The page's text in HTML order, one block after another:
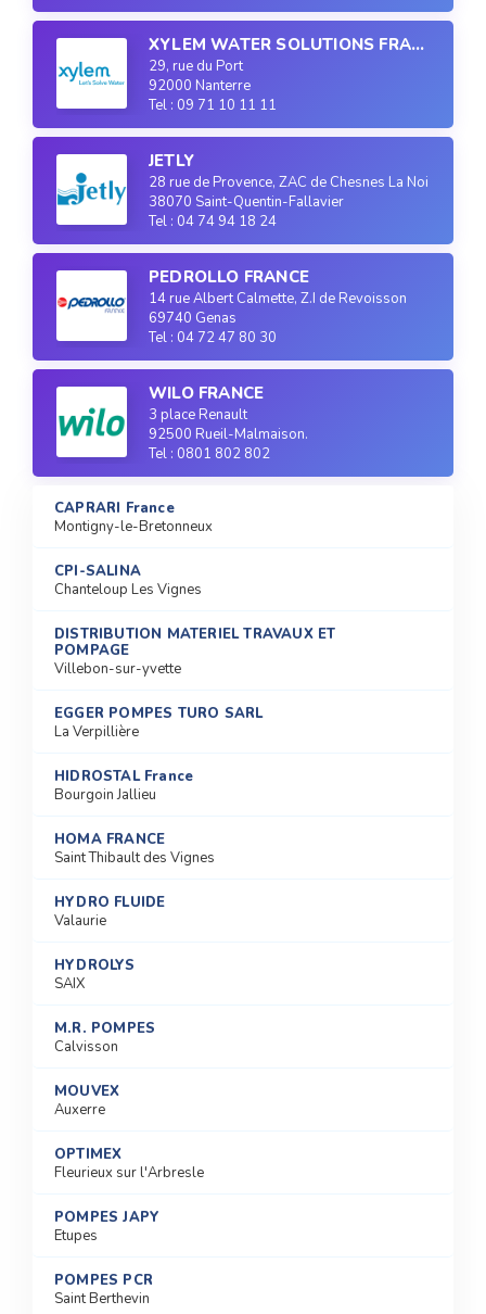
XYLEM WATER SOLUTIONS FRANCE
29, rue du Port
92000 Nanterre
Tel : 09 71 10 11 11
JETLY
28 rue de Provence, ZAC de Chesnes La Noirée
38070 Saint-Quentin-Fallavier
Tel : 04 74 94 18 24
PEDROLLO FRANCE
14 rue Albert Calmette, Z.I de Revoisson
69740 Genas
Tel : 04 72 47 80 30
WILO FRANCE
3 place Renault
92500 Rueil-Malmaison.
Tel : 0801 802 802
CAPRARI France
Montigny-le-Bretonneux
CPI-SALINA
Chanteloup Les Vignes
DISTRIBUTION MATERIEL TRAVAUX ET
POMPAGE
Villebon-sur-yvette
EGGER POMPES TURO SARL
La Verpillière
HIDROSTAL France
Bourgoin Jallieu
HOMA FRANCE
Saint Thibault des Vignes
HYDRO FLUIDE
Valaurie
HYDROLYS
SAIX
M.R. POMPES
Calvisson
MOUVEX
Auxerre
OPTIMEX
Fleurieux sur l'Arbresle
POMPES JAPY
Etupes
POMPES PCR
Saint Berthevin